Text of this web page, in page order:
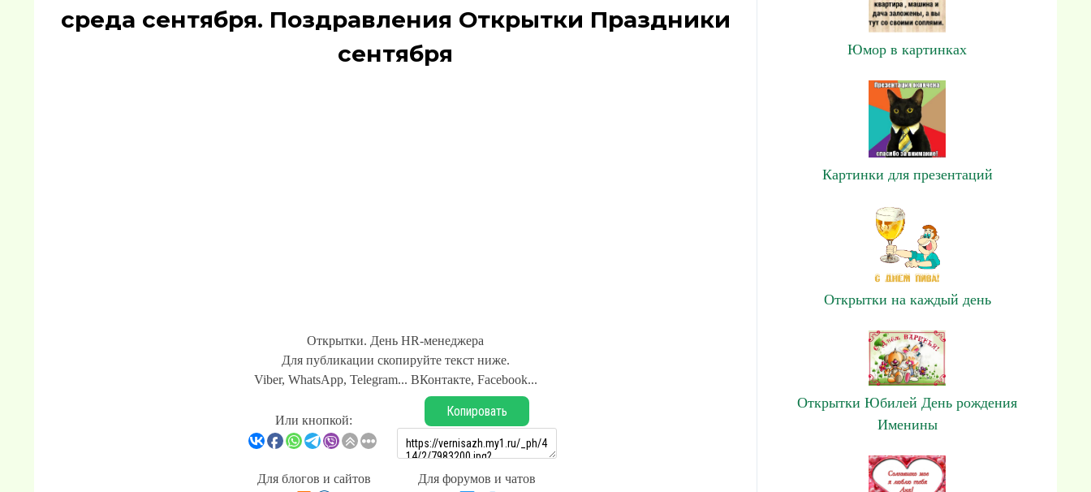
среда сентября. Поздравления Открытки Праздники
сентября
Открытки. День HR-менеджера
Для публикации скопируйте текст ниже.
Viber, WhatsApp, Telegram... ВКонтакте, Facebook...
Или кнопкой:
Копировать
Для блогов и сайтов Для форумов и чатов
Юмор в картинках
Картинки для презентаций
Открытки на каждый день
Открытки Юбилей День рождения
Именины